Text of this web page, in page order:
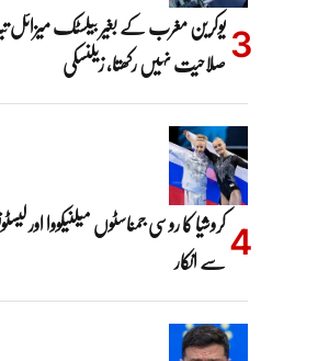
یوکرین مغرب کے بغیر بیلسٹک میزائل
صلاحیت نہیں رکھتا، زیلنسکی
کروشیا کا روسی جمناسٹوں میلنیکووا اور
سے انکار